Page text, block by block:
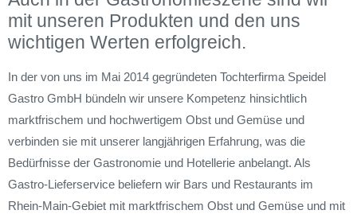
mit unseren Produkten und den uns
wichtigen Werten erfolgreich.
In der von uns im Mai 2014 gegründeten Tochterfirma Speidel
Gastro GmbH bündeln wir unsere Kompetenz hinsichtlich
marktfrischem und hochwertigem Obst und Gemüse und
verbinden sie mit unserer langjährigen Erfahrung, was die
Bedürfnisse der Gastronomie und Hotellerie anbelangt. Als
Gastro-Lieferservice beliefern wir Bars und Restaurants im
Rhein-Main-Gebiet mit marktfrischem Obst und Gemüse und mit